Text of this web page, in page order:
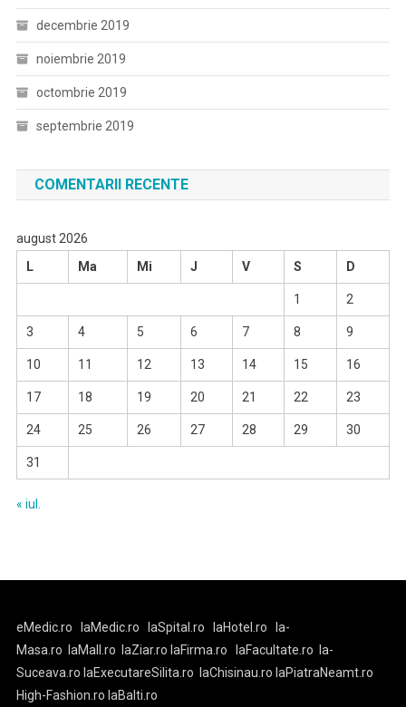
decembrie 2019
noiembrie 2019
octombrie 2019
septembrie 2019
COMENTARII RECENTE
august 2026
L
Ma Mi J V S D
1 2
3 4 5 6 7 8 9
10 11 12 13 14 15 16
17 18 19 20 21 22 23
24 25 26 27 28 29 30
31
« iul.
eMedic.ro laMedic.ro laSpital.ro laHotel.ro
la-
Masa.ro
laMall.ro laZiar.ro laFirma.ro laFacultate.ro
la-
Suceava.ro laExecutareSilita.ro laChisinau.ro laPiatraNeamt.ro
High-Fashion.ro laBalti.ro